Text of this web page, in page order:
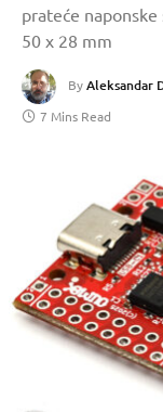
prateće
50 x 28 mm
ByAleksandar
7 Mins Read